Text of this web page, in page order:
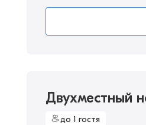
Двухместный
до 1 гостя